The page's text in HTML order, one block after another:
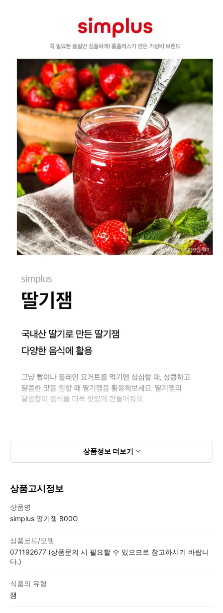
상품정보 더보기
상품고시정보
상품명
simplus 딸기잼 800G
상품코드/모델
071192677 (상품문의 시 필요할 수 있으므로 참고하시기 바랍니
다.)
식품의 유형
잼